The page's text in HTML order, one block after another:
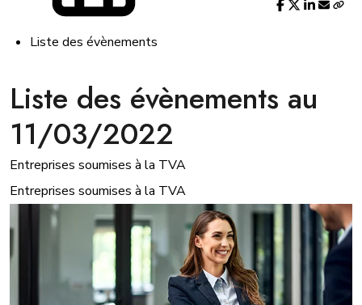
Liste des évènements
Liste des évènements au
11/03/2022
Entreprises soumises à la TVA
Entreprises soumises à la TVA